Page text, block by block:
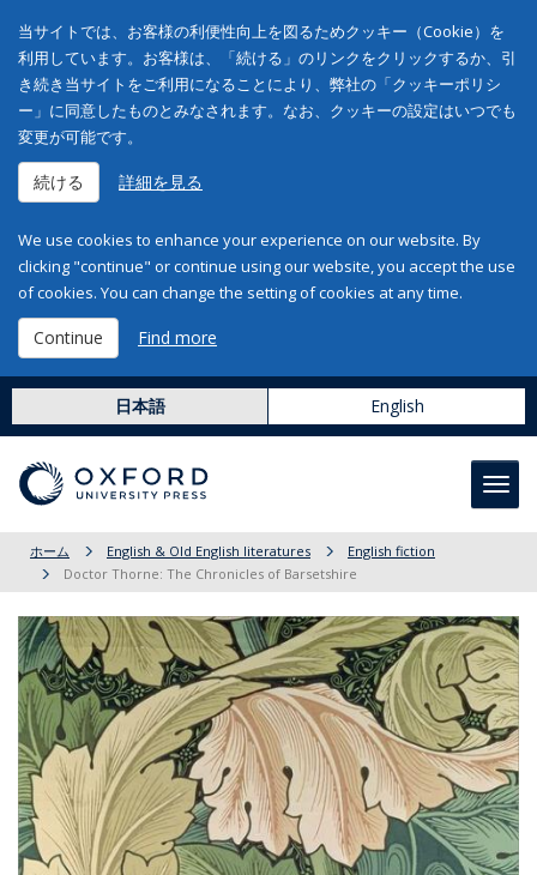
当サイトでは、お客様の利便性向上を図るためクッキー（Cookie）を
利用しています。お客様は、「続ける」のリンクをクリックするか、引
き続き当サイトをご利用になることにより、弊社の「クッキーポリシ
ー」に同意したものとみなされます。なお、クッキーの設定はいつでも
変更が可能です。
続ける 詳細を見る
We use cookies to enhance your experience on our website. By
clicking "continue" or continue using our website, you accept the use
of cookies. You can change the setting of cookies at any time.
Continue Find more
日本語 English
ホーム English & Old English literatures
English fiction
Doctor Thorne: The Chronicles of Barsetshire